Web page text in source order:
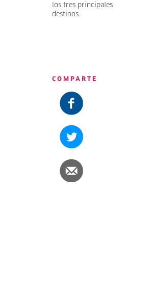
los tres principales
destinos.
COMPARTE